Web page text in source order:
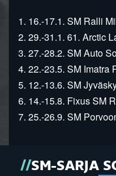
1. 16.-17.1. SM Ralli
2. 29.-31.1. 61. Arctic
3. 27.-28.2. SM Auto
4. 22.-23.5. SM Imatra
5. 12.-13.6. SM
6. 14.-15.8. Fixus SM
7. 25.-26.9. SM
SM-SARJA